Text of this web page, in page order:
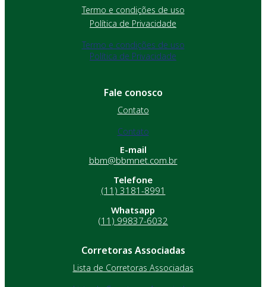
Termo e condições de uso
Política de Privacidade
Termo e condições de uso
Política de Privacidade
Fale conosco
Contato
Contato
E-mail
bbm@bbmnet.com.br
Telefone
(11) 3181-8991
Whatsapp
(11) 99837-6032
Corretoras Associadas
Lista de Corretoras Associadas